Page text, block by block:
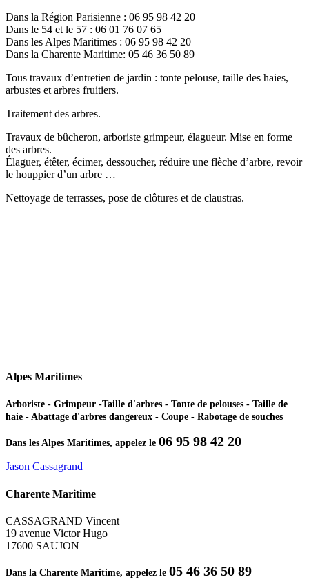
Dans la Région Parisienne : 06 95 98 42 20
Dans le 54 et le 57 : 06 01 76 07 65
Dans les Alpes Maritimes : 06 95 98 42 20
Dans la Charente Maritime: 05 46 36 50 89
Tous travaux d’entretien de jardin : tonte pelouse, taille des haies,
arbustes et arbres fruitiers.
Traitement des arbres.
Travaux de bûcheron, arboriste grimpeur, élagueur. Mise en forme
des arbres.
Élaguer, étêter, écimer, dessoucher, réduire une flèche d’arbre, revoir
le houppier d’un arbre …
Nettoyage de terrasses, pose de clôtures et de claustras.
Alpes Maritimes
Arboriste - Grimpeur -Taille d'arbres - Tonte de pelouses - Taille de
haie - Abattage d'arbres dangereux - Coupe - Rabotage de souches
Dans les Alpes Maritimes, appelez le 06 95 98 42 20
Jason Cassagrand
Charente Maritime
CASSAGRAND Vincent
19 avenue Victor Hugo
17600 SAUJON
Dans la Charente Maritime, appelez le 05 46 36 50 89